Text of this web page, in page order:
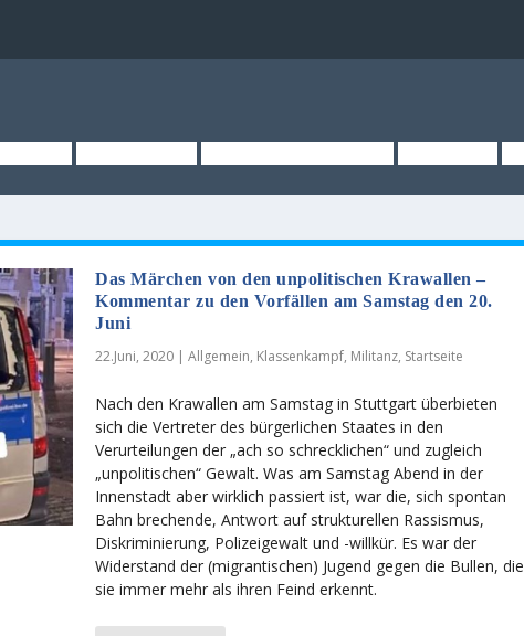
Das Märchen von den unpolitischen Krawallen –
Kommentar zu den Vorfällen am Samstag den 20.
Juni
22.Juni, 2020 |Allgemein, Klassenkampf, Militanz, Startseite
Nach den Krawallen am Samstag in Stuttgart überbieten
sich die Vertreter des bürgerlichen Staates in den
Verurteilungen der „ach so schrecklichen“ und zugleich
„unpolitischen“ Gewalt. Was am Samstag Abend in der
Innenstadt aber wirklich passiert ist, war die, sich spontan
Bahn brechende, Antwort auf strukturellen Rassismus,
Diskriminierung, Polizeigewalt und -willkür. Es war der
Widerstand der (migrantischen) Jugend gegen die Bullen, die
sie immer mehr als ihren Feind erkennt.